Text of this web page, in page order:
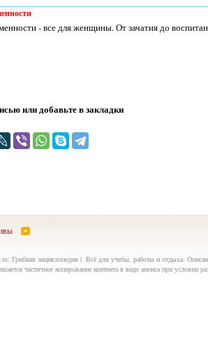
- все для женщины. От зачатия до
или добавьте в закладки
Грибная энциклопедия |. Всё для учебы, работы и отдыха.
частичное копирование контента в виде анонса при условии